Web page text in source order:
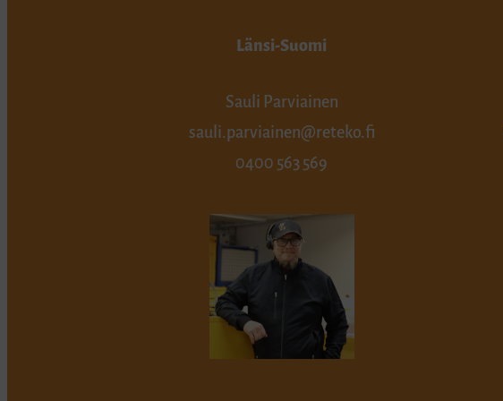
Länsi-Suomi
Sauli Parviainen
sauli.parviainen@reteko.fi
0400 563 569